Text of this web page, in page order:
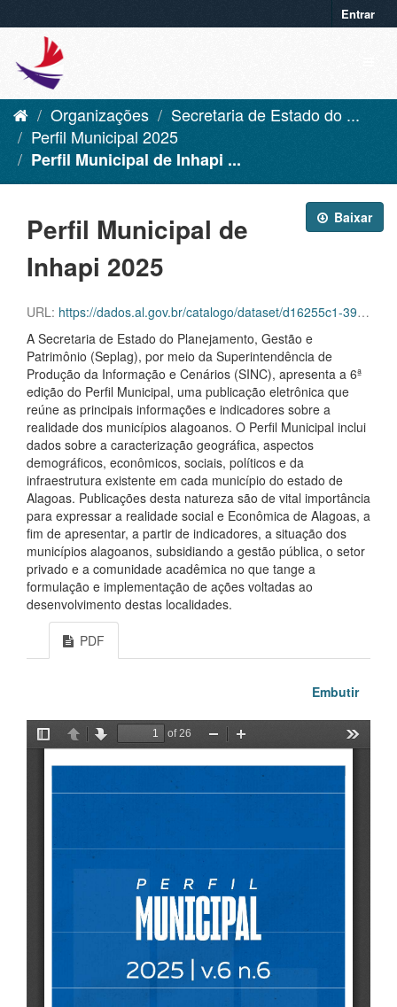
Entrar
Organizações
Secretaria de Estado do ...
Perfil Municipal 2025
Perfil Municipal de Inhapi ...
Baixar
Perfil Municipal de
Inhapi 2025
URL: https://dados.al.gov.br/catalogo/dataset/d16255c1-39f6-42aa-92c8-eca419432ebf/resource/a861b2a8-a7a4-4d20-bf56-ef716340cf44/download/inhapi.pdf
A Secretaria de Estado do Planejamento, Gestão e
Patrimônio (Seplag), por meio da Superintendência de
Produção da Informação e Cenários (SINC), apresenta a 6ª
edição do Perfil Municipal, uma publicação eletrônica que
reúne as principais informações e indicadores sobre a
realidade dos municípios alagoanos. O Perfil Municipal inclui
dados sobre a caracterização geográfica, aspectos
demográficos, econômicos, sociais, políticos e da
infraestrutura existente em cada município do estado de
Alagoas. Publicações desta natureza são de vital importância
para expressar a realidade social e Econômica de Alagoas, a
fim de apresentar, a partir de indicadores, a situação dos
municípios alagoanos, subsidiando a gestão pública, o setor
privado e a comunidade acadêmica no que tange a
formulação e implementação de ações voltadas ao
desenvolvimento destas localidades.
PDF
Embutir